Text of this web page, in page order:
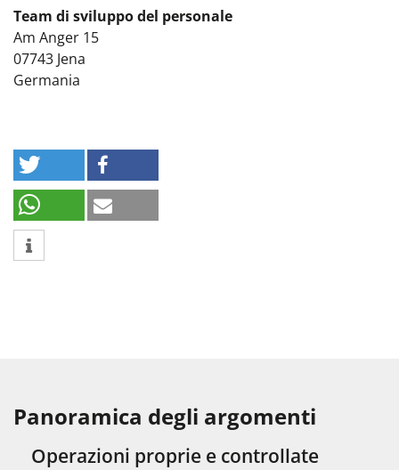
Team di sviluppo del personale
Am Anger 15
07743 Jena
Germania
Panoramica degli argomenti
Operazioni proprie e controllate